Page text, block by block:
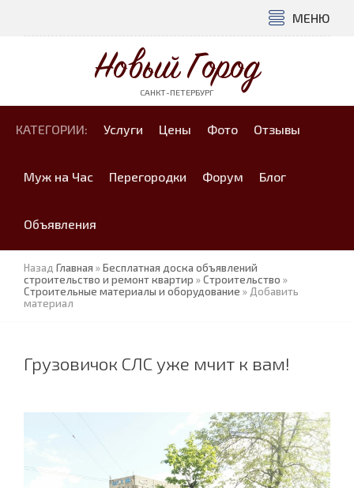
МЕНЮ
Новый Город
САНКТ-ПЕТЕРБУРГ
КАТЕГОРИИ: Услуги Цены Фото Отзывы
Муж на Час Перегородки Форум Блог
Объявления
Назад Главная »Бесплатная доска объявлений
строительство и ремонт квартир »Строительство »
Строительные материалы и оборудование » Добавить
материал
Грузовичок СЛС уже мчит к вам!